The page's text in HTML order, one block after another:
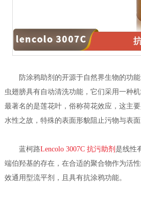
防涂鸦助剂的开源于自然界生物的功能
虫翅膀具有自动清洗功能，它们采用一种
最著名的是莲花叶，俗称荷花效应，这主
水性之故，特殊的表面形貌阻止污物与表面
蓝柯路Lencolo 3007C 抗污助剂 是线性
端伯羟基的存在，在合适的聚合物作为活
效通用型流平剂，且具有抗涂鸦功能。